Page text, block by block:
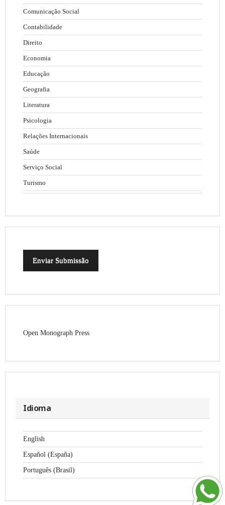
Comunicação Social
Contabilidade
Direito
Economia
Educação
Geografia
Literatura
Psicologia
Relações Internacionais
Saúde
Serviço Social
Turismo
Enviar Submissão
Open Monograph Press
Idioma
English
Español (España)
Português (Brasil)